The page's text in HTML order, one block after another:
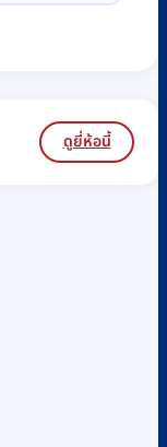
ดูยี่ห้อนี้